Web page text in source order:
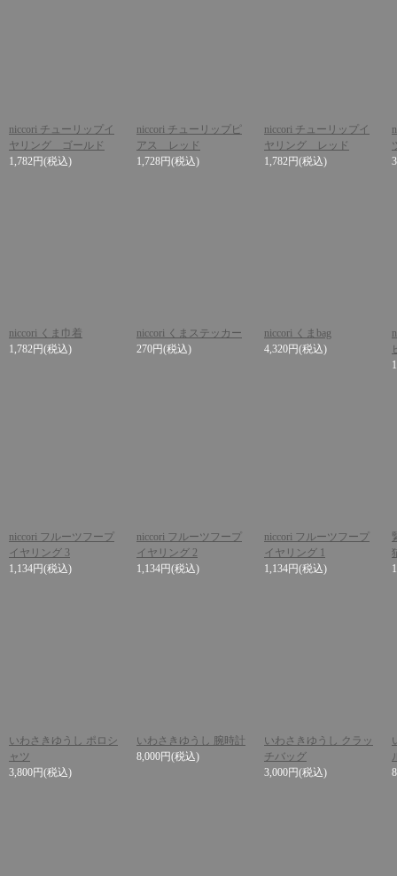
niccori チューリップイ
ヤリング ゴールド
1,782円(税込)
niccori チューリップピ
アス レッド
1,728円(税込)
niccori チューリップイ
ヤリング レッド
1,782円(税込)
niccori くま巾着
1,782円(税込)
niccori くまステッカー
270円(税込)
niccori くまbag
4,320円(税込)
niccori フルーツフープ
イヤリング 3
1,134円(税込)
niccori フルーツフープ
イヤリング 2
1,134円(税込)
niccori フルーツフープ
イヤリング 1
1,134円(税込)
いわさきゆうし ポロシ
ャツ
3,800円(税込)
いわさきゆうし 腕時計
8,000円(税込)
いわさきゆうし クラッ
チバッグ
3,000円(税込)